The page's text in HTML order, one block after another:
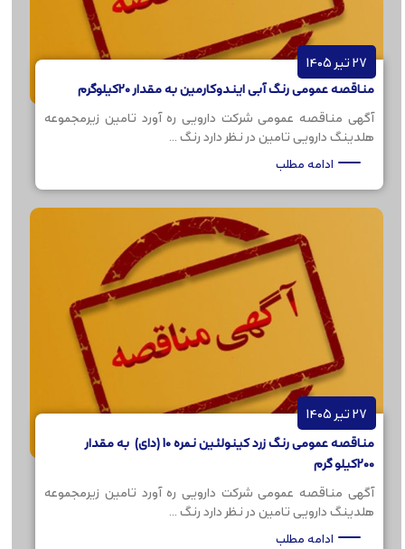
27 تیر 1405
مناقصه عمومی رنگ آبی ایندوکارمین به مقدار 20کیلوگرم
آگهی مناقصه عمومی شرکت دارویی ره آورد تامین زیرمجموعه
هلدینگ دارویی تامین در نظر دارد رنگ ...
ادامه مطلب
27 تیر 1405
مناقصه عمومی رنگ زرد کینولئین نمره 10 (دای) به مقدار
200کیلو گرم
آگهی مناقصه عمومی شرکت دارویی ره آورد تامین زیرمجموعه
هلدینگ دارویی تامین در نظر دارد رنگ ...
ادامه مطلب